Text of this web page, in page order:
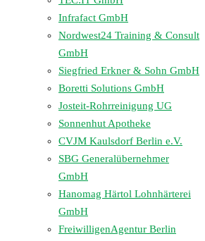
Infrafact GmbH
Nordwest24 Training & Consult
GmbH
Siegfried Erkner & Sohn GmbH
Boretti Solutions GmbH
Josteit-Rohrreinigung UG
Sonnenhut Apotheke
CVJM Kaulsdorf Berlin e.V.
SBG Generalübernehmer
GmbH
Hanomag Härtol Lohnhärterei
GmbH
FreiwilligenAgentur Berlin